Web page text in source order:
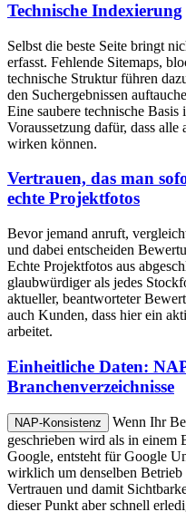
Technische Indexierung
Selbst die beste Seite bringt
erfasst. Fehlende Sitemaps,
technische Struktur führen
den Suchergebnissen
Eine saubere technische
Voraussetzung dafür, dass
wirken können.
Vertrauen, das man
echte Projektfotos
Bevor jemand anruft,
und dabei entscheiden
Echte Projektfotos aus
glaubwürdiger als jedes
aktueller, beantworteter
auch Kunden, dass hier ein
arbeitet.
Einheitliche Daten:
Branchenverzeichnisse
NAP-Konsistenz
Wenn Ihr
geschrieben wird als in einem
Google, entsteht für Google
wirklich um denselben
Vertrauen und damit
dieser Punkt aber schnell